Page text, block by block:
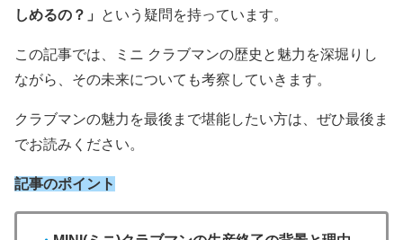
しめるの？」
という疑問を持っています。
この記事では、ミニ クラブマンの歴史と魅力を深堀りし
ながら、その未来についても考察していきます。
クラブマンの魅力を最後まで堪能したい方は、ぜひ最後ま
でお読みください。
記事のポイント